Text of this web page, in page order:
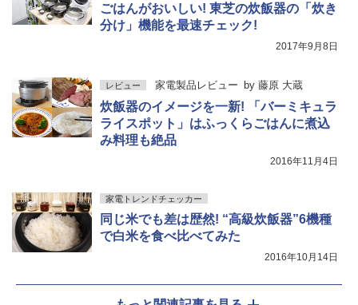
ごはんがおいしい! 東芝の炊飯器の「炊き
分け」機能を最速チェック!
2017年9月8日
レビュー 家電製品レビュー by 藤原 大蔵
炊飯器のイメージを一新! 「バーミキュラ
ライスポット」はふっくらごはんに煮込
み料理も絶品
2016年11月4日
家電トレンドチェッカー
同じ米でも差は歴然! “高級炊飯器”6機種
で白米を食べ比べてみた
2016年10月14日